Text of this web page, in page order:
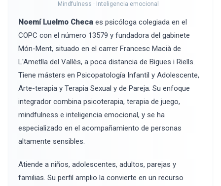
Mindfulness · Inteligencia emocional
Noemí Luelmo Checa es psicóloga colegiada en el
COPC con el número 13579 y fundadora del gabinete
Món-Ment, situado en el carrer Francesc Macià de
L'Ametlla del Vallès, a poca distancia de Bigues i Riells.
Tiene másters en Psicopatología Infantil y Adolescente,
Arte-terapia y Terapia Sexual y de Pareja. Su enfoque
integrador combina psicoterapia, terapia de juego,
mindfulness e inteligencia emocional, y se ha
especializado en el acompañamiento de personas
altamente sensibles.
Atiende a niños, adolescentes, adultos, parejas y
familias. Su perfil amplio la convierte en un recurso